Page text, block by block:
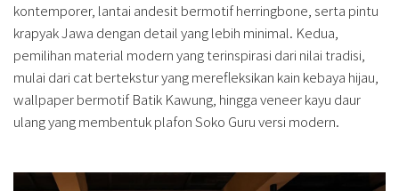
kontemporer, lantai andesit bermotif herringbone, serta pintu
krapyak Jawa dengan detail yang lebih minimal. Kedua,
pemilihan material modern yang terinspirasi dari nilai tradisi,
mulai dari cat bertekstur yang merefleksikan kain kebaya hijau,
wallpaper bermotif Batik Kawung, hingga veneer kayu daur
ulang yang membentuk plafon Soko Guru versi modern.